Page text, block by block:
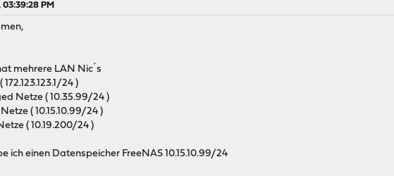
03:39:28 PM
mehrere LAN Nic´s
24 )
Netze ( 10.35.99/24 )
( 10.15.10.99/24 )
( 10.19.200/24 )
ich einen Datenspeicher FreeNAS 10.15.10.99/24